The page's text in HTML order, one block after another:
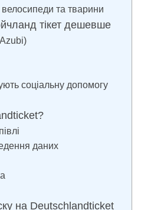
та тварини
тікет дешевше
соціальну допомогу
даних
на Deutschlandticket